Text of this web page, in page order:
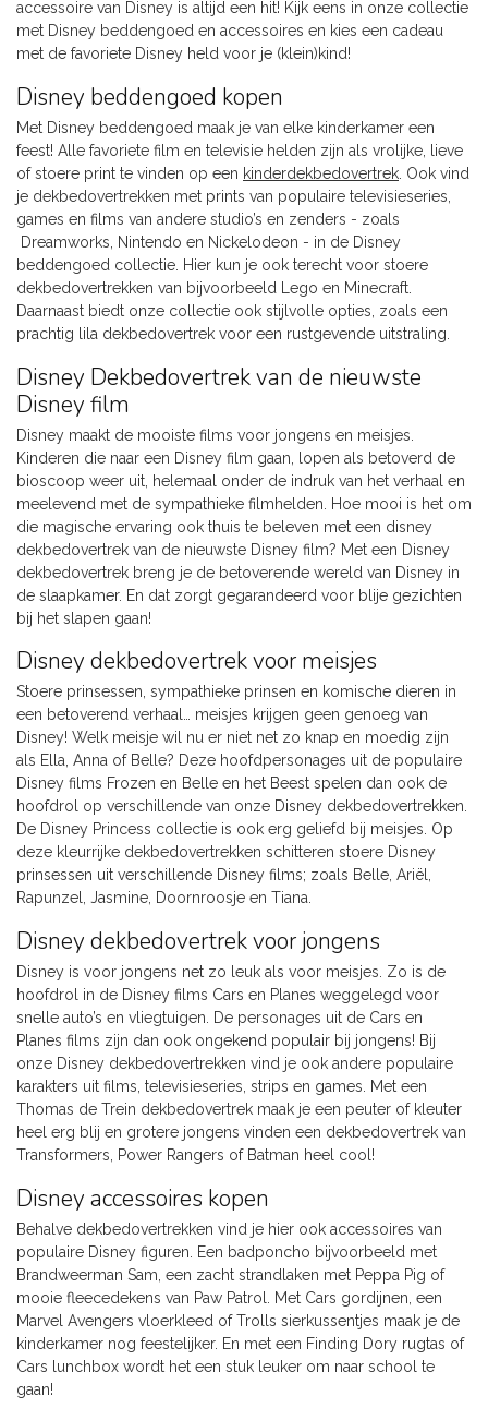
accessoire van Disney is altijd een hit! Kijk eens in onze collectie
met Disney beddengoed en accessoires en kies een cadeau
met de favoriete Disney held voor je (klein)kind!
Disney beddengoed kopen
Met Disney beddengoed maak je van elke kinderkamer een
feest! Alle favoriete film en televisie helden zijn als vrolijke, lieve
of stoere print te vinden op een kinderdekbedovertrek . Ook vind
je dekbedovertrekken met prints van populaire televisieseries,
games en films van andere studio’s en zenders - zoals
Dreamworks, Nintendo en Nickelodeon - in de Disney
beddengoed collectie. Hier kun je ook terecht voor stoere
dekbedovertrekken van bijvoorbeeld Lego en Minecraft.
Daarnaast biedt onze collectie ook stijlvolle opties, zoals een
prachtig lila dekbedovertrek voor een rustgevende uitstraling.
Disney Dekbedovertrek van de nieuwste
Disney film
Disney maakt de mooiste films voor jongens en meisjes.
Kinderen die naar een Disney film gaan, lopen als betoverd de
bioscoop weer uit, helemaal onder de indruk van het verhaal en
meelevend met de sympathieke filmhelden. Hoe mooi is het om
die magische ervaring ook thuis te beleven met een disney
dekbedovertrek van de nieuwste Disney film? Met een Disney
dekbedovertrek breng je de betoverende wereld van Disney in
de slaapkamer. En dat zorgt gegarandeerd voor blije gezichten
bij het slapen gaan!
Disney dekbedovertrek voor meisjes
Stoere prinsessen, sympathieke prinsen en komische dieren in
een betoverend verhaal… meisjes krijgen geen genoeg van
Disney! Welk meisje wil nu er niet net zo knap en moedig zijn
als Ella, Anna of Belle? Deze hoofdpersonages uit de populaire
Disney films Frozen en Belle en het Beest spelen dan ook de
hoofdrol op verschillende van onze Disney dekbedovertrekken.
De Disney Princess collectie is ook erg geliefd bij meisjes. Op
deze kleurrijke dekbedovertrekken schitteren stoere Disney
prinsessen uit verschillende Disney films; zoals Belle, Ariël,
Rapunzel, Jasmine, Doornroosje en Tiana.
Disney dekbedovertrek voor jongens
Disney is voor jongens net zo leuk als voor meisjes. Zo is de
hoofdrol in de Disney films Cars en Planes weggelegd voor
snelle auto’s en vliegtuigen. De personages uit de Cars en
Planes films zijn dan ook ongekend populair bij jongens! Bij
onze Disney dekbedovertrekken vind je ook andere populaire
karakters uit films, televisieseries, strips en games. Met een
Thomas de Trein dekbedovertrek maak je een peuter of kleuter
heel erg blij en grotere jongens vinden een dekbedovertrek van
Transformers, Power Rangers of Batman heel cool!
Disney accessoires kopen
Behalve dekbedovertrekken vind je hier ook accessoires van
populaire Disney figuren. Een badponcho bijvoorbeeld met
Brandweerman Sam, een zacht strandlaken met Peppa Pig of
mooie fleecedekens van Paw Patrol. Met Cars gordijnen, een
Marvel Avengers vloerkleed of Trolls sierkussentjes maak je de
kinderkamer nog feestelijker. En met een Finding Dory rugtas of
Cars lunchbox wordt het een stuk leuker om naar school te
gaan!